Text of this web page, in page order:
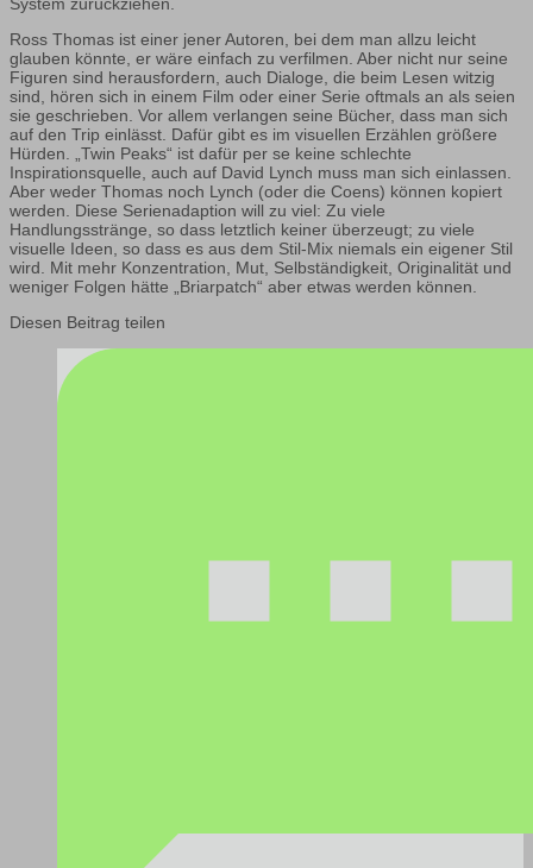
System zurückziehen.
Ross Thomas ist einer jener Autoren, bei dem man allzu leicht
glauben könnte, er wäre einfach zu verfilmen. Aber nicht nur seine
Figuren sind herausfordern, auch Dialoge, die beim Lesen witzig
sind, hören sich in einem Film oder einer Serie oftmals an als seien
sie geschrieben. Vor allem verlangen seine Bücher, dass man sich
auf den Trip einlässt. Dafür gibt es im visuellen Erzählen größere
Hürden. „Twin Peaks“ ist dafür per se keine schlechte
Inspirationsquelle, auch auf David Lynch muss man sich einlassen.
Aber weder Thomas noch Lynch (oder die Coens) können kopiert
werden. Diese Serienadaption will zu viel: Zu viele
Handlungsstränge, so dass letztlich keiner überzeugt; zu viele
visuelle Ideen, so dass es aus dem Stil-Mix niemals ein eigener Stil
wird. Mit mehr Konzentration, Mut, Selbständigkeit, Originalität und
weniger Folgen hätte „Briarpatch“ aber etwas werden können.
Diesen Beitrag teilen